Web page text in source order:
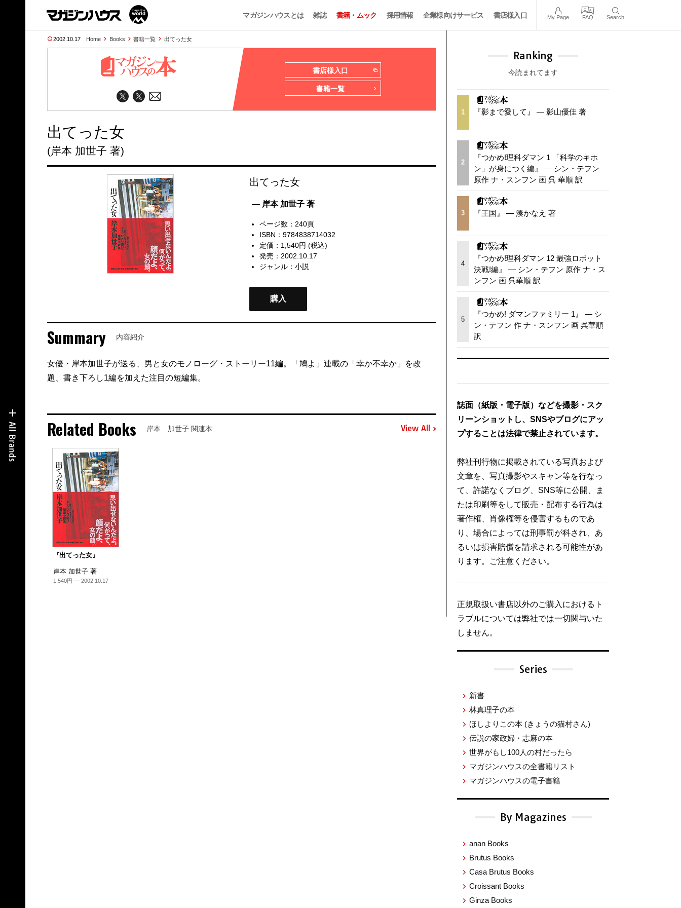
マガジンハウスとは 雑誌 書籍・ムック 採用情報 企業様向けサービス 書店様入口 My Page FAQ Search
2002.10.17 Home Books 書籍一覧 出てった女
書店様入口
書籍一覧
出てった女
(岸本 加世子 著)
出てった女
— 岸本 加世子 著
ページ数：240頁
ISBN：9784838714032
定価：1,540円 (税込)
発売：2002.10.17
ジャンル： 小説
購入
Summary 内容紹介
女優・岸本加世子が送る、男と女のモノローグ・ストーリー11編。「鳩よ」連載の「幸か不幸か」を改
題、書き下ろし1編を加えた注目の短編集。
Related Books 岸本 加世子 関連本 View All
『出てった女』
岸本 加世子 著
1,540円 — 2002.10.17
Ranking
今読まれてます
1 『影まで愛して』 — 影山優佳 著
2
『つかめ!理科ダマン 1 「科学のキホ
ン」が身につく編』 — シン・テフン
原作 ナ・スンフン 画 呉 華順 訳
3 『王国』 — 湊かなえ 著
4
『つかめ!理科ダマン 12 最強ロボット
決戦!編』 — シン・テフン 原作 ナ・ス
ンフン 画 呉華順 訳
5
『つかめ! ダマンファミリー 1』 — シ
ン・テフン 作 ナ・スンフン 画 呉華順
訳
誌面（紙版・電子版）などを撮影・スク
リーンショットし、SNSやブログにアッ
プすることは法律で禁止されています。
弊社刊行物に掲載されている写真および
文章を、写真撮影やスキャン等を行なっ
て、許諾なくブログ、SNS等に公開、ま
たは印刷等をして販売・配布する行為は
著作権、肖像権等を侵害するものであ
り、場合によっては刑事罰が科され、あ
るいは損害賠償を請求される可能性があ
ります。ご注意ください。
正規取扱い書店以外のご購入におけるト
ラブルについては弊社では一切関与いた
しません。
Series
新書
林真理子の本
ほしよりこの本 (きょうの猫村さん)
伝説の家政婦・志麻の本
世界がもし100人の村だったら
マガジンハウスの全書籍リスト
マガジンハウスの電子書籍
By Magazines
anan Books
Brutus Books
Casa Brutus Books
Croissant Books
Ginza Books